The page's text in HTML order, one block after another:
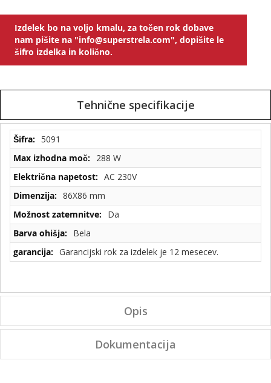
Izdelek bo na voljo kmalu, za točen rok dobave
nam pišite na "info@superstrela.com", dopišite le
šifro izdelka in količno.
Tehnične specifikacije
Tehnične
specifikacije
5091
288 W
AC 230V
86X86 mm
Da
Bela
Garancijski rok za izdelek je 12 mesecev.
Opis
Dokumentacija